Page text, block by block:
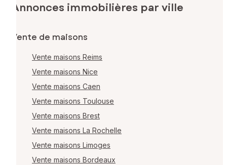
Annonces immobilières par ville
Vente de maisons
Vente maisons Reims
Vente maisons Nice
Vente maisons Caen
Vente maisons Toulouse
Vente maisons Brest
Vente maisons La Rochelle
Vente maisons Limoges
Vente maisons Bordeaux